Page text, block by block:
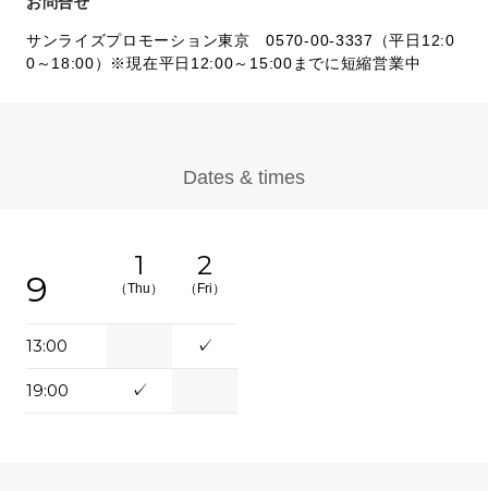
サンライズプロモーション東京 0570-00-3337（平日12:0
0～18:00）※現在平日12:00～15:00までに短縮営業中
Dates & times
9
1
（Thu）
2
（Fri）
13:00 ✓
19:00 ✓